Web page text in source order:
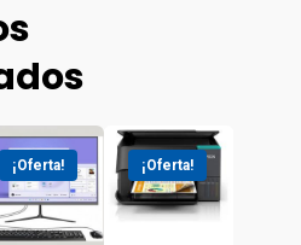
¡Oferta! ¡Oferta!
Impresoras
UPS
Proyectores
Televisores
Сelulares
Contactos
Reserva Visita
Tecnica